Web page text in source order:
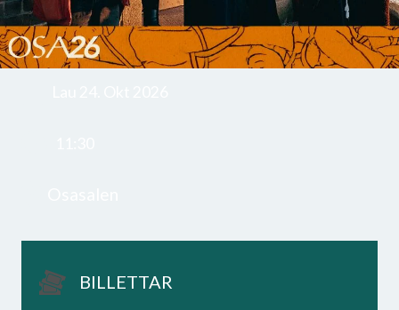
BILLETTAR